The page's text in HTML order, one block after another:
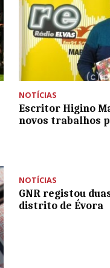
NOTÍCIAS
Escritor Higino
novos trabalhos
NOTÍCIAS
GNR registou
distrito de Évora